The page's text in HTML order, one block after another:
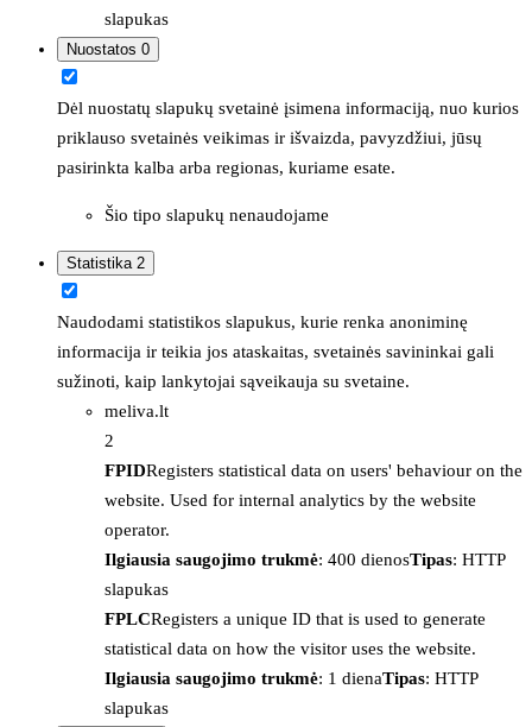
slapukas
Nuostatos 0
Dėl nuostatų slapukų svetainė įsimena informaciją, nuo kurios
priklauso svetainės veikimas ir išvaizda, pavyzdžiui, jūsų
pasirinkta kalba arba regionas, kuriame esate.
Šio tipo slapukų nenaudojame
Statistika 2
Naudodami statistikos slapukus, kurie renka anoniminę
informacija ir teikia jos ataskaitas, svetainės savininkai gali
sužinoti, kaip lankytojai sąveikauja su svetaine.
meliva.lt
2
FPIDRegisters statistical data on users' behaviour on the
website. Used for internal analytics by the website
operator.
Ilgiausia saugojimo trukmė: 400 dienosTipas: HTTP
slapukas
FPLCRegisters a unique ID that is used to generate
statistical data on how the visitor uses the website.
Ilgiausia saugojimo trukmė: 1 dienaTipas: HTTP
slapukas